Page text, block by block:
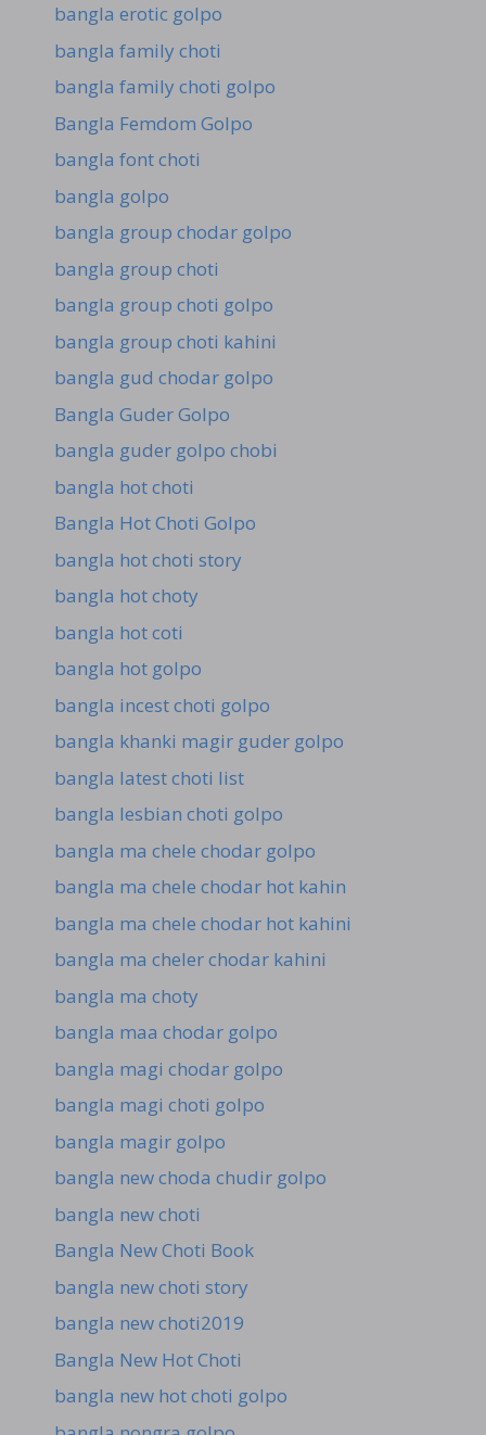
bangla erotic golpo
bangla family choti
bangla family choti golpo
Bangla Femdom Golpo
bangla font choti
bangla golpo
bangla group chodar golpo
bangla group choti
bangla group choti golpo
bangla group choti kahini
bangla gud chodar golpo
Bangla Guder Golpo
bangla guder golpo chobi
bangla hot choti
Bangla Hot Choti Golpo
bangla hot choti story
bangla hot choty
bangla hot coti
bangla hot golpo
bangla incest choti golpo
bangla khanki magir guder golpo
bangla latest choti list
bangla lesbian choti golpo
bangla ma chele chodar golpo
bangla ma chele chodar hot kahin
bangla ma chele chodar hot kahini
bangla ma cheler chodar kahini
bangla ma choty
bangla maa chodar golpo
bangla magi chodar golpo
bangla magi choti golpo
bangla magir golpo
bangla new choda chudir golpo
bangla new choti
Bangla New Choti Book
bangla new choti story
bangla new choti2019
Bangla New Hot Choti
bangla new hot choti golpo